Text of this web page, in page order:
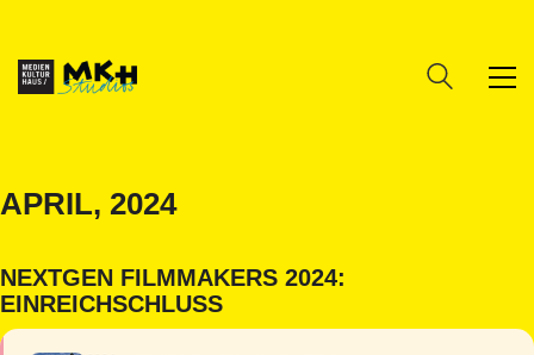
APRIL, 2024
NEXTGEN FILMMAKERS 2024:
EINREICHSCHLUSS